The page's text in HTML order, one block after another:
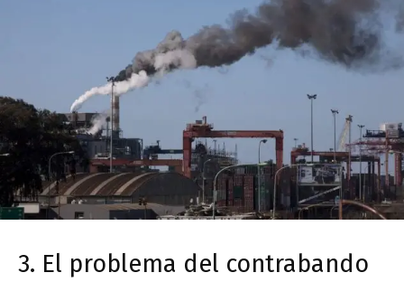
3. El problema del contrabando